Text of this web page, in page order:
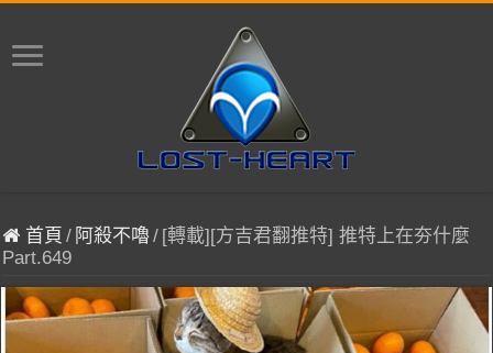
首頁 / 阿殺不嚕/ [轉載][方吉君翻推特] 推特上在夯什麼
Part.649